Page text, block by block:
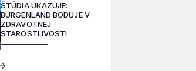
ŠTÚDIA UKAZUJE:
BURGENLAND BODUJE V
ZDRAVOTNEJ
STAROSTLIVOSTI